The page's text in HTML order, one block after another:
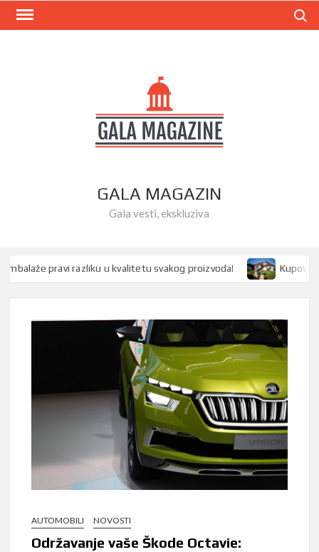
Skip
GALA MAGAZIN
Gala vesti, ekskluziva
pravi razliku u kvalitetu svakog proizvoda! Kupovina
AUTOMOBILI NOVOSTI
Održavanje vaše Škode Octavie: